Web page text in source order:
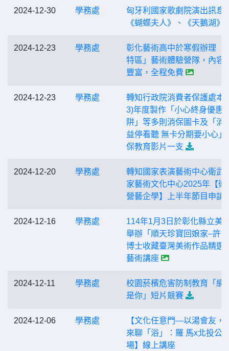
2024-12-30 學務處
匈牙利國家歌劇院演出訊息-
《蝴蝶夫人》、《天鵝湖》
2024-12-23 學務處
彰化藝術高中於寒假辦理「
特區」藝術體驗營隊，內容
豐富，全程免費
2024-12-23 學務處
轉知行政院消費者保護處本
3)年度製作「小心終身優惠
阱」等多則消保圖卡及「消
益停看聽 無卡分期要小心」
保教育影片一支
2024-12-20 學務處
轉知國家表演藝術中心衛武
家藝術文化中心2025年【衛
營藝企學】上半年節目申請
2024-12-16 學務處
114年1月3日於彰化縣立美
舉辦「順天珍寶回娘家–許
博士收藏臺灣美術作品精選
藝術講座
2024-12-11 學務處
校園菸檳危害防制教育「網
是你」短片競賽
2024-12-06 學務處
【文化任意門—以湯會友，
來聊「浴」：羅 馬x北投公
場】線上講座